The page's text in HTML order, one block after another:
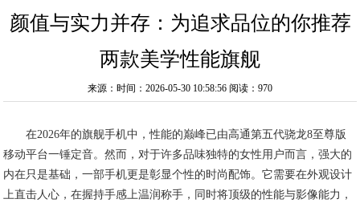
颜值与实力并存：为追求品位的你推荐
两款美学性能旗舰
来源：时间：2026-05-30 10:58:56 阅读：970
在2026年的旗舰手机中，性能的巅峰已由高通第五代骁龙8至尊版
移动平台一锤定音。然而，对于许多品味独特的女性用户而言，强大的
内在只是基础，一部手机更是彰显个性的时尚配饰。它需要在外观设计
上直击人心，在握持手感上温润称手，同时将顶级的性能与影像能力，